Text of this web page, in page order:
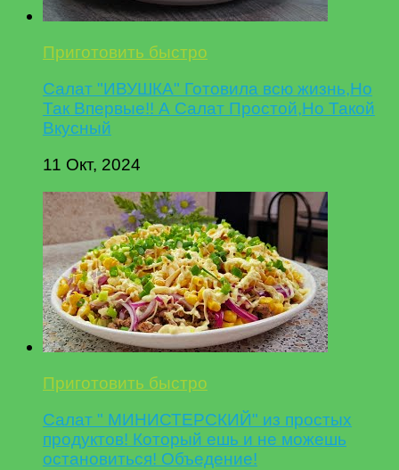
Приготовить быстро
Салат "ИВУШКА" Готовила всю жизнь,Но
Так Впервые!! А Салат Простой,Но Такой
Вкусный
11 Окт, 2024
Приготовить быстро
Салат " МИНИСТЕРСКИЙ" из простых
продуктов! Который ешь и не можешь
остановиться! Объедение!